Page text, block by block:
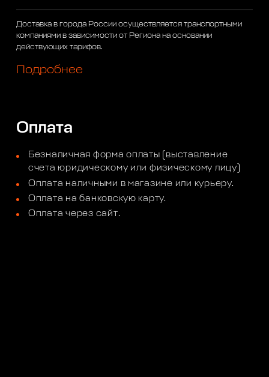
Доставка в города России осуществляется транспортными
компаниями в зависимости от Региона на основании
действующих тарифов.
Подробнее
Оплата
Безналичная форма оплаты (выставление
счета юридическому или физическому лицу)
Оплата наличными в магазине или курьеру.
Оплата на банковскую карту.
Оплата через сайт.